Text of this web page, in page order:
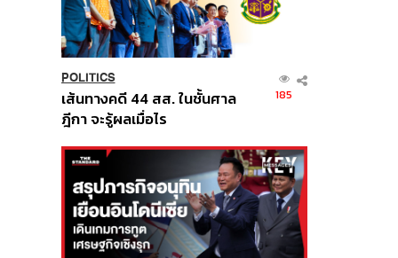
POLITICS
เส้นทางคดี 44 สส. ในชั้นศาล
ฎีกา จะรู้ผลเมื่อไร
185